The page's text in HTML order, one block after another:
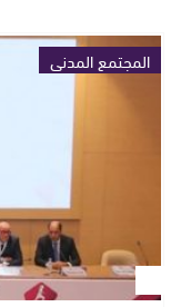
المجتمع المدني